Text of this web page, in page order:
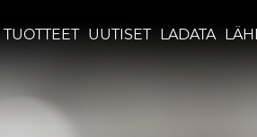
TUOTTEET UUTISET LADATA